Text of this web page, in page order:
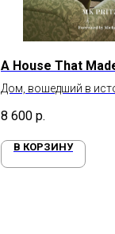
A House That
Дом, вошедший в
8 600 р.
В КОРЗИНУ